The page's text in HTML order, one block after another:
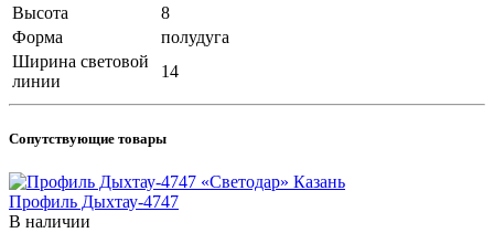
Высота
8
Форма
полудуга
Ширина световой
линии
14
Сопутствующие товары
Профиль Дыхтау-4747
В наличии